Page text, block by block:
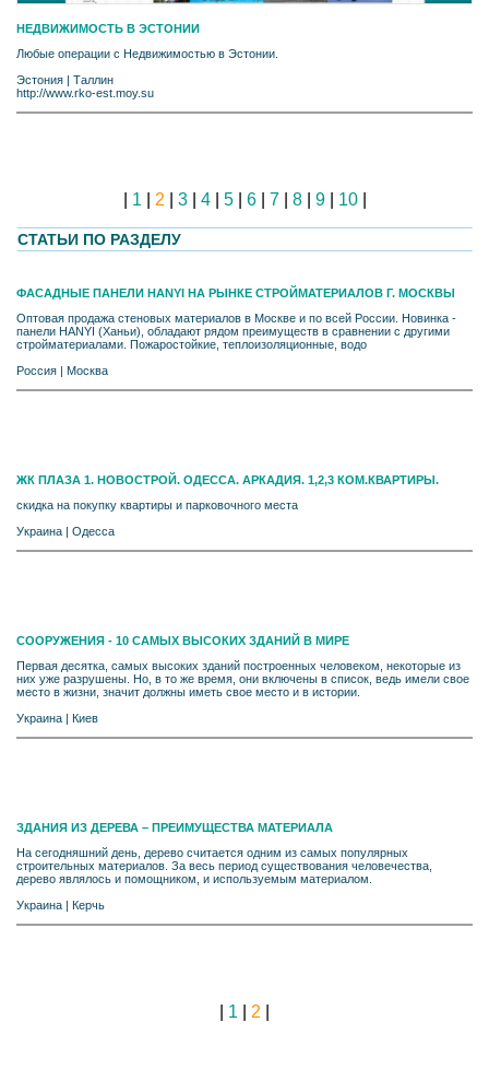
НЕДВИЖИМОСТЬ В ЭСТОНИИ
Любые операции с Недвижимостью в Эстонии.
Эстония | Таллин
http://www.rko-est.moy.su
1 2 3| 4| 5| 6| 7| 8| 9| 10|
СТАТЬИ ПО РАЗДЕЛУ
ФАСАДНЫЕ ПАНЕЛИ HANYI НА РЫНКЕ СТРОЙМАТЕРИАЛОВ Г. МОСКВЫ
Оптовая продажа стеновых материалов в Москве и по всей России. Новинка -
панели HANYI (Ханьи), обладают рядом преимуществ в сравнении с другими
стройматериалами. Пожаростойкие, теплоизоляционные, водо
Россия | Москва
ЖК ПЛАЗА 1. НОВОСТРОЙ. ОДЕССА. АРКАДИЯ. 1,2,3 КОМ.КВАРТИРЫ.
скидка на покупку квартиры и парковочного места
Украина | Одесса
СООРУЖЕНИЯ - 10 САМЫХ ВЫСОКИХ ЗДАНИЙ В МИРЕ
Первая десятка, самых высоких зданий построенных человеком, некоторые из
них уже разрушены. Но, в то же время, они включены в список, ведь имели свое
место в жизни, значит должны иметь свое место и в истории.
Украина | Киев
ЗДАНИЯ ИЗ ДЕРЕВА – ПРЕИМУЩЕСТВА МАТЕРИАЛА
На сегодняшний день, дерево считается одним из самых популярных
строительных материалов. За весь период существования человечества,
дерево являлось и помощником, и используемым материалом.
Украина | Керчь
1 2